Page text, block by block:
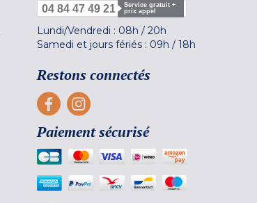
04 84 47 49 21
Service gratuit +
prix appel
Lundi/Vendredi : 08h / 20h
Samedi et jours fériés : 09h / 18h
Restons connectés
Paiement sécurisé